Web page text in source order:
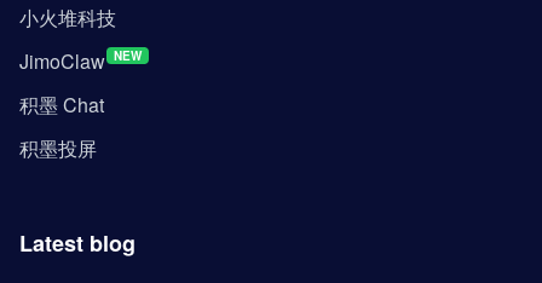
小火堆科技
JimoClaw NEW
积墨 Chat
积墨投屏
Latest blog